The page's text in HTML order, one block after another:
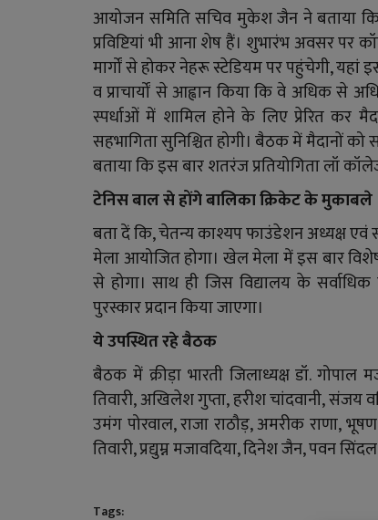
आयोजन समिति सचिव मुकेश जैन ने बताया
प्रविष्टियां भी आना शेष हैं। शुभारंभ अवसर पर
मार्गों से होकर नेहरू स्टेडियम पर पहुंचेगी,
व प्राचार्यों से आह्वान किया कि वे अधिक
स्पर्धाओं में शामिल होने के लिए प्रेरित
सहभागिता सुनिश्चित होगी। बैठक में मैदानों
बताया कि इस बार शतरंज प्रतियोगिता लॉ
टेनिस बाल से होंगे बालिका क्रिकेट के मुकाबले
बता दें कि, चेतन्य काश्यप फाउंडेशन अध्यक्ष एवं
मेला आयोजित होगा। खेल मेला में इस बार
से होगा। साथ ही जिस विद्यालय के
पुरस्कार प्रदान किया जाएगा।
ये उपस्थित रहे बैठक
बैठक में क्रीड़ा भारती जिलाध्यक्ष डॉ.
तिवारी, अखिलेश गुप्ता, हरीश चांदवानी, संजय
उमंग पोरवाल, राजा राठौड़, अमरीक राणा,
तिवारी, प्रद्युम्न मजावदिया, दिनेश जैन, पवन
Tags: